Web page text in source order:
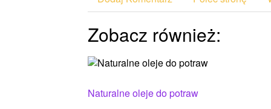
Zobacz również:
Naturalne oleje do potraw